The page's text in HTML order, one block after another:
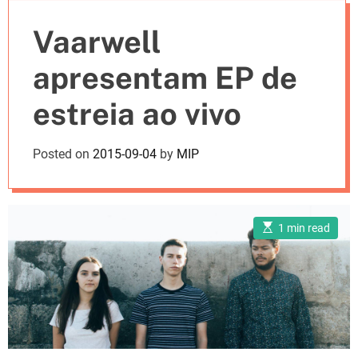
s
Vaarwell
apresentam EP de
estreia ao vivo
Posted on 2015-09-04 by MIP
E
s
t
i
m
a
t
e
d
r
e
a
1 min read